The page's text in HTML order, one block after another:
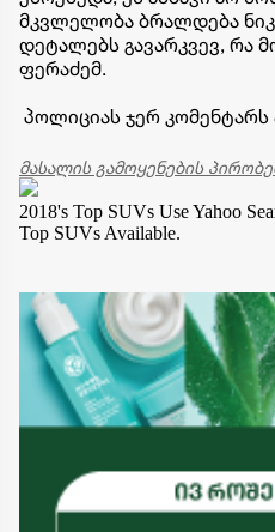
მკვლელობა ბრალდება
დეტალებს გავარკვევ, რა
ფერაძემ.
პოლიციას ჯერ კომენტარს
მასალის გამოყენების
2018's Top SUVs Use Yahoo
Top SUVs Available.